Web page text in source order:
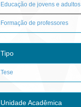
Educação de jovens e adultos
Formação de professores
Tipo
Tese
Unidade Acadêmica